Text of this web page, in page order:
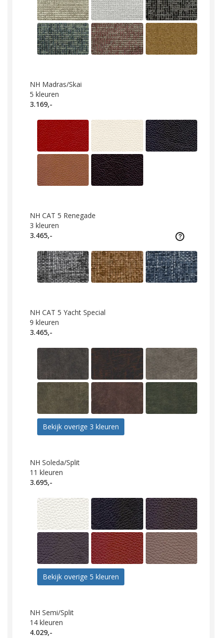
NH Madras/Skai
5 kleuren
3.169,-
NH CAT 5 Renegade
3 kleuren
3.465,-
NH CAT 5 Yacht Special
9 kleuren
3.465,-
Bekijk overige 3 kleuren
NH Soleda/Split
11 kleuren
3.695,-
Bekijk overige 5 kleuren
NH Semi/Split
14 kleuren
4.029,-